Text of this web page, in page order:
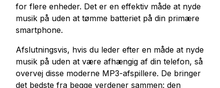
for flere enheder. Det er en effektiv måde at nyde
musik på uden at tømme batteriet på din primære
smartphone.
Afslutningsvis, hvis du leder efter en måde at nyde
musik på uden at være afhængig af din telefon, så
overvej disse moderne MP3-afspillere. De bringer
det bedste fra begge verdener sammen: den